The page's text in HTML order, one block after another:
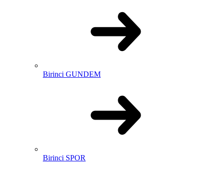
Birinci GUNDEM
Birinci SPOR